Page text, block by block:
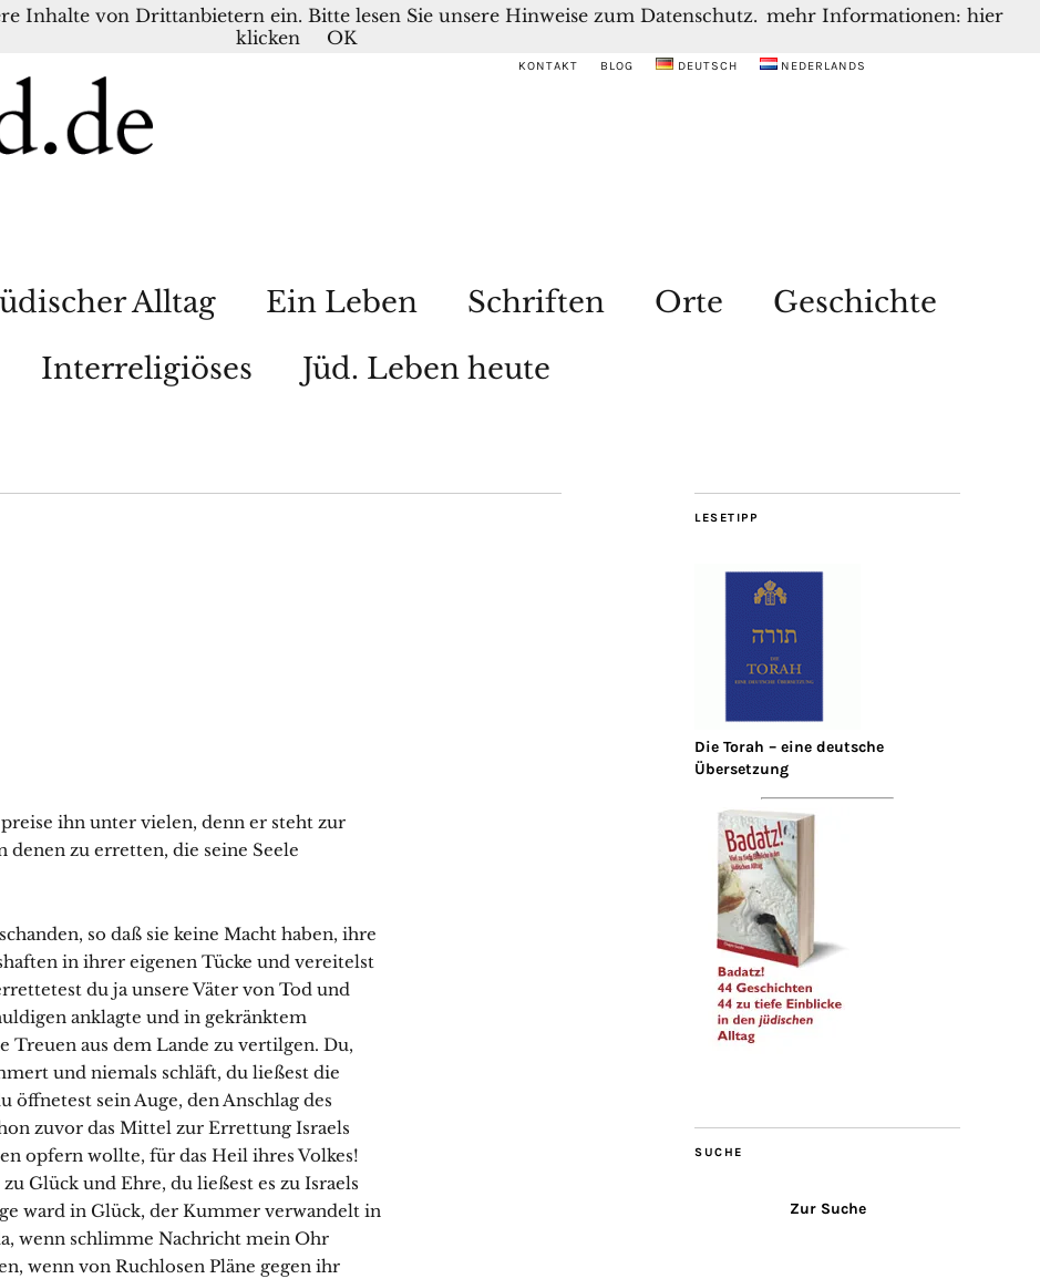
KONTAKT BLOG DEUTSCH NEDERLANDS
Alltag Ein Leben Schriften Orte
Geschichte
Interreligiöses
Jüd. Leben heute
ihn unter vielen, denn er steht zur
zu erretten, die seine Seele
so daß sie keine Macht haben, ihre
in ihrer eigenen Tücke und vereitelst
du ja unsere Väter von Tod und
anklagte und in gekränktem
Treuen aus dem Lande zu vertilgen. Du,
und niemals schläft, du ließest die
öffnetest sein Auge, den Anschlag des
zuvor das Mittel zur Errettung Israels
opfern wollte, für das Heil ihres Volkes!
Glück und Ehre, du ließest es zu Israels
ward in Glück, der Kummer verwandelt in
wenn schlimme Nachricht mein Ohr
wenn von Ruchlosen Pläne gegen ihr
LESETIPP
Die Torah – eine deutsche
Übersetzung
SUCHE
Zur Suche
Inhalte von Drittanbietern ein. Bitte lesen Sie unsere Hinweise zum Datenschutz. mehr Informationen: hier
klicken
OK